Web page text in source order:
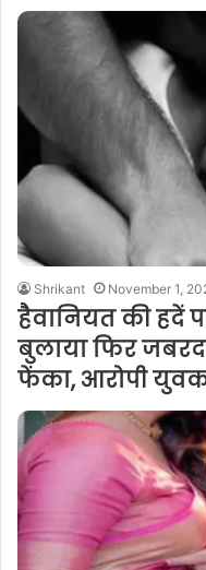
Shrikant November 1,
हैवानियत की हदें
बुलाया फिर
फेंका, आरोपी युवक